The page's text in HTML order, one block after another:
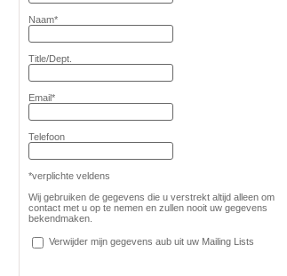
Naam*
Title/Dept.
Email*
Telefoon
*verplichte veldens
Wij gebruiken de gegevens die u verstrekt altijd alleen om
contact met u op te nemen en zullen nooit uw gegevens
bekendmaken.
Verwijder mijn gegevens aub uit uw Mailing Lists